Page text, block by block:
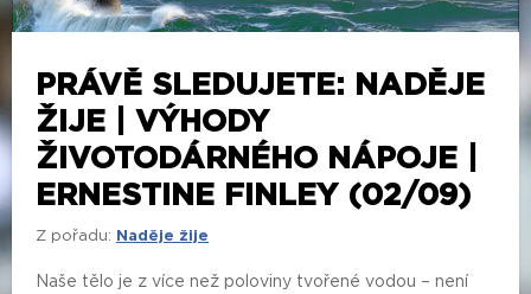
PRÁVĚ SLEDUJETE: NADĚJE
ŽIJE | VÝHODY
ŽIVOTODÁRNÉHO NÁPOJE |
ERNESTINE FINLEY (02/09)
Z pořadu: Naděje žije
Naše tělo je z více než poloviny tvořené vodou – není